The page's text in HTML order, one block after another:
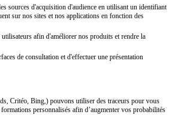
sources d'acquisition d'audience en utilisant un identifiant
sur nos sites et nos applications en fonction des
afin d'améliorer nos produits et rendre la
de consultation et d'effectuer une présentation
Critéo, Bing,) pouvons utiliser des traceurs pour vous
personnalisés afin d’augmenter vos probabilités